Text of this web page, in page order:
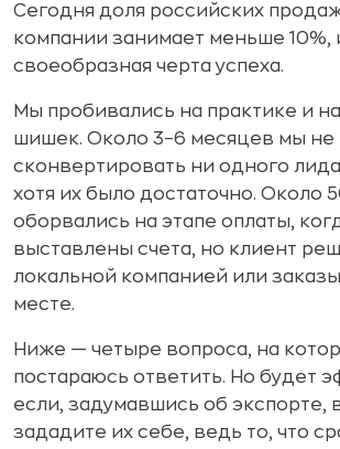
Сегодня доля российских
компании занимает меньше 10%,
своеобразная черта успеха.
Мы пробивались на практике и
шишек. Около 3–6 месяцев мы не
сконвертировать ни одного
хотя их было достаточно. Около
оборвались на этапе оплаты,
выставлены счета, но клиент
локальной компанией или
месте.
Ниже — четыре вопроса, на
постараюсь ответить. Но будет
если, задумавшись об экспорте,
зададите их себе, ведь то, что